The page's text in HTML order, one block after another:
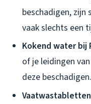
beschadigen, zijn
vaak slechts een
Kokend water bij
of je leidingen
deze beschadigen.